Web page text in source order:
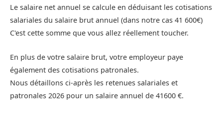
Le salaire net annuel se calcule en déduisant les cotisations
salariales du salaire brut annuel (dans notre cas 41 600€)
C'est cette somme que vous allez réellement toucher.
En plus de votre salaire brut, votre employeur paye
également des cotisations patronales.
Nous détaillons ci-après les retenues salariales et
patronales 2026 pour un salaire annuel de 41600 €.